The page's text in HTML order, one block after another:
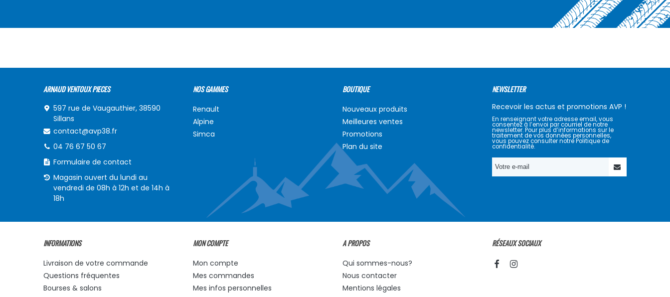
ARNAUD VENTOUX PIECES
597 rue de Vaugauthier, 38590
Sillans
contact@avp38.fr
04 76 67 50 67
Formulaire de contact
Magasin ouvert du lundi au
vendredi de 08h à 12h et de 14h à
18h
NOS GAMMES
Renault
Alpine
Simca
BOUTIQUE
Nouveaux produits
Meilleures ventes
Promotions
Plan du site
NEWSLETTER
Recevoir les actus et promotions AVP !
En renseignant votre adresse email, vous
consentez à l’envoi par courriel de notre
newsletter. Pour plus d’informations sur le
traitement de vos données personnelles,
vous pouvez consulter notre Politique de
confidentialité.
INFORMATIONS
Livraison de votre commande
Questions fréquentes
Bourses & salons
MON COMPTE
Mon compte
Mes commandes
Mes infos personnelles
A PROPOS
Qui sommes-nous?
Nous contacter
Mentions légales
RÉSEAUX SOCIAUX